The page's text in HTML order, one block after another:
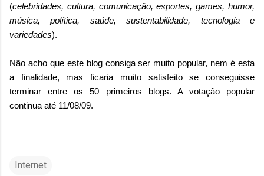
(celebridades, cultura, comunicação, esportes, games, humor,
música, política, saúde, sustentabilidade, tecnologia e
variedades).
Não acho que este blog consiga ser muito popular, nem é esta
a finalidade, mas ficaria muito satisfeito se conseguisse
terminar entre os 50 primeiros blogs. A votação popular
continua até 11/08/09.
Internet